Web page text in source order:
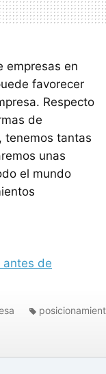
empresas en
favorecer
Respecto
de
tenemos tantas
unas
el mundo
antes de